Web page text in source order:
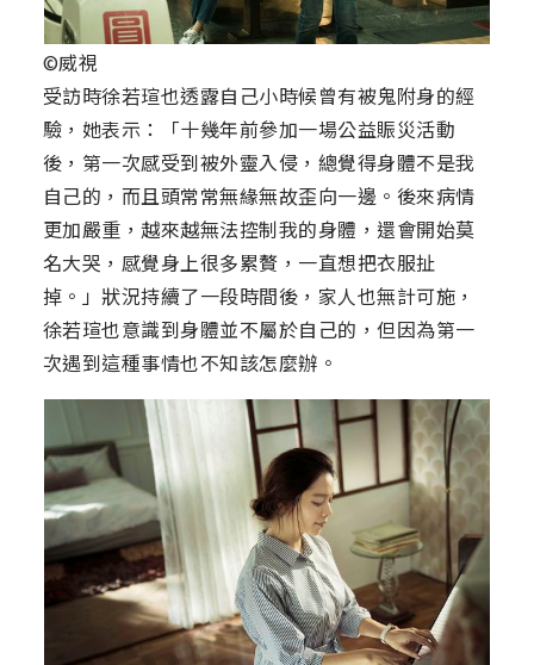
©威視
受訪時徐若瑄也透露自己小時候曾有被鬼附身的經
驗，她表示：「十幾年前參加一場公益賑災活動
後，第一次感受到被外靈入侵，總覺得身體不是我
自己的，而且頭常常無緣無故歪向一邊。後來病情
更加嚴重，越來越無法控制我的身體，還會開始莫
名大哭，感覺身上很多累贅，一直想把衣服扯
掉。」狀況持續了一段時間後，家人也無計可施，
徐若瑄也意識到身體並不屬於自己的，但因為第一
次遇到這種事情也不知該怎麼辦。